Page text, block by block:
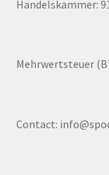
Handelskammer:
Mehrwertsteuer
Contact: